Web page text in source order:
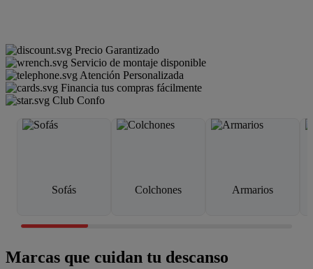
Precio Garantizado
Servicio de montaje disponible
Atención Personalizada
Financia tus compras fácilmente
Club Confo
Sofás Colchones Armarios
Marcas que cuidan tu descanso